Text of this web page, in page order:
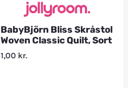
BabyBjörn Bliss Skråstol
Woven Classic Quilt, Sort
1,00 kr.